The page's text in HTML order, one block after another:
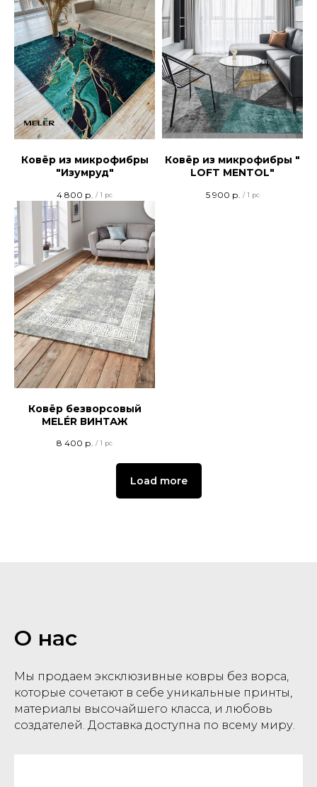
Ковёр из микрофибры
"Изумруд"
4 800 р. / 1 pc
Ковёр из микрофибры "
LOFT MENTOL"
5 900 р. / 1 pc
Ковёр безворсовый
MELÉR ВИНТАЖ
8 400 р. / 1 pc
Load more
О нас
Мы продаем эксклюзивные ковры без ворса,
которые сочетают в себе уникальные принты,
материалы высочайшего класса, и любовь
создателей. Доставка доступна по всему миру.